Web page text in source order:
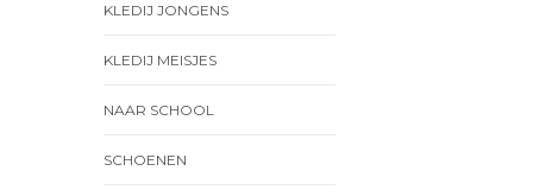
KLEDIJ JONGENS
KLEDIJ MEISJES
NAAR SCHOOL
SCHOENEN